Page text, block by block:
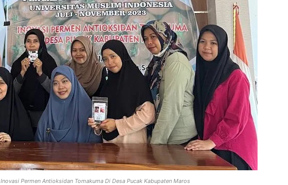
Inovasi Permen Antioksidan Tomakuma Di Desa Pucak Kabupaten Maros